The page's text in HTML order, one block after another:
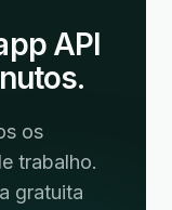
API
os
trabalho.
gratuita